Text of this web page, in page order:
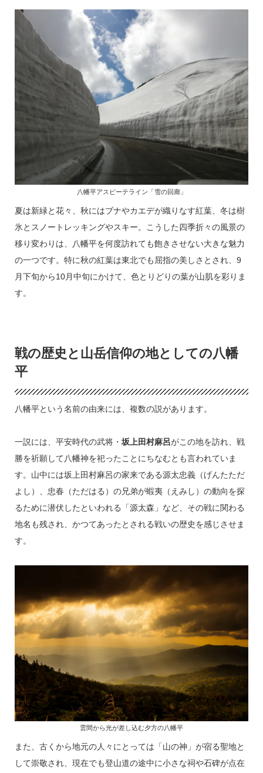
八幡平アスピーテライン「雪の回廊」
夏は新緑と花々、秋にはブナやカエデが織りなす紅葉、冬は樹
氷とスノートレッキングやスキー。こうした四季折々の風景の
移り変わりは、八幡平を何度訪れても飽きさせない大きな魅力
の一つです。特に秋の紅葉は東北でも屈指の美しさとされ、9
月下旬から10月中旬にかけて、色とりどりの葉が山肌を彩りま
す。
戦の歴史と山岳信仰の地としての八幡
平
八幡平という名前の由来には、複数の説があります。
一説には、平安時代の武将・ 坂上田村麻呂がこの地を訪れ、戦
勝を祈願して八幡神を祀ったことにちなむとも言われていま
す。山中には坂上田村麻呂の家来である源太忠義（げんたただ
よし）、忠春（ただはる）の兄弟が蝦夷（えみし）の動向を探
るために潜伏したといわれる「源太森」など、その戦に関わる
地名も残され、かつてあったとされる戦いの歴史を感じさせま
す。
雲間から光が差し込む夕方の八幡平
また、古くから地元の人々にとっては「山の神」が宿る聖地と
して崇敬され、現在でも登山道の途中に小さな祠や石碑が点在